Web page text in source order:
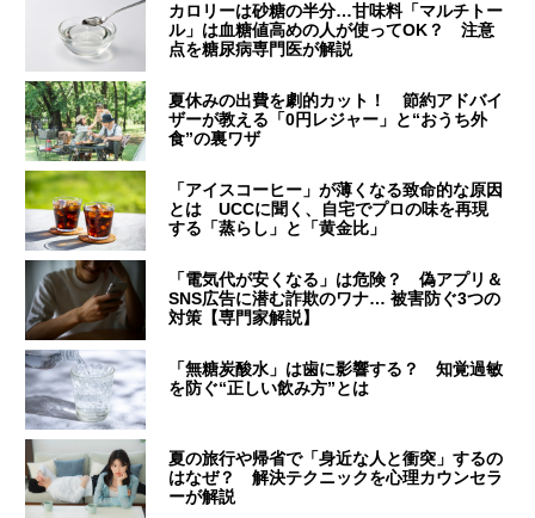
カロリーは砂糖の半分…甘味料「マルチトー
ル」は血糖値高めの人が使ってOK？ 注意
点を糖尿病専門医が解説
夏休みの出費を劇的カット！ 節約アドバイ
ザーが教える「0円レジャー」と“おうち外
食”の裏ワザ
「アイスコーヒー」が薄くなる致命的な原因
とは UCCに聞く、自宅でプロの味を再現
する「蒸らし」と「黄金比」
「電気代が安くなる」は危険？ 偽アプリ＆
SNS広告に潜む詐欺のワナ… 被害防ぐ3つの
対策【専門家解説】
「無糖炭酸水」は歯に影響する？ 知覚過敏
を防ぐ“正しい飲み方”とは
夏の旅行や帰省で「身近な人と衝突」するの
はなぜ？ 解決テクニックを心理カウンセラ
ーが解説